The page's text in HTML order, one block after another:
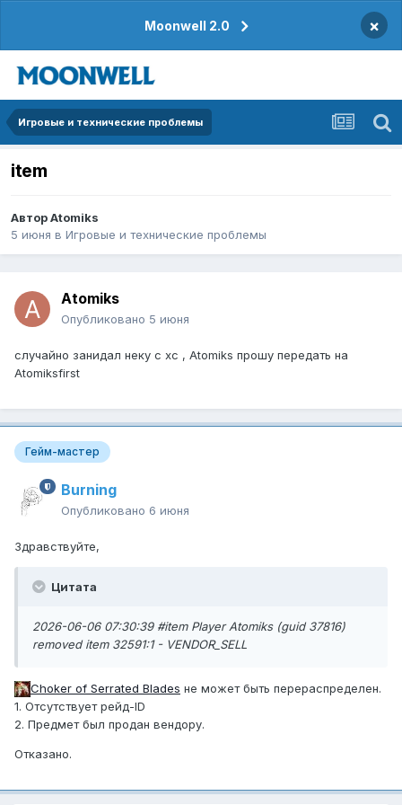
Moonwell 2.0 ×
Игровые и технические проблемы
item
АвторAtomiks
5 июня в Игровые и технические проблемы
Atomiks
Опубликовано 5 июня
случайно занидал неку с хс , Atomiks прошу передать на
Atomiksfirst
Гейм-мастер
Burning
Опубликовано 6 июня
Здравствуйте,
Цитата
2026-06-06 07:30:39 #item Player Atomiks (guid 37816)
removed item 32591:1 - VENDOR_SELL
Choker of Serrated Blades не может быть перераспределен.
1. Отсутствует рейд-ID
2. Предмет был продан вендору.
Отказано.